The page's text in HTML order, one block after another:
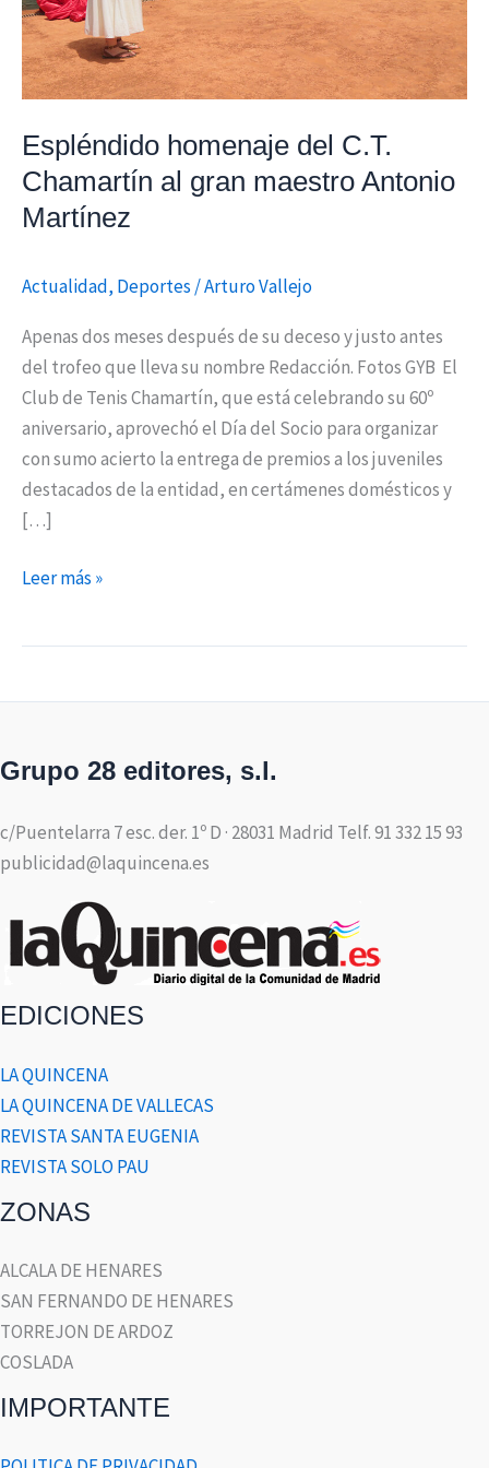
Espléndido homenaje del C.T.
Chamartín al gran maestro Antonio
Martínez
Actualidad, Deportes /Arturo Vallejo
Apenas dos meses después de su deceso y justo antes
del trofeo que lleva su nombre Redacción. Fotos GYB El
Club de Tenis Chamartín, que está celebrando su 60º
aniversario, aprovechó el Día del Socio para organizar
con sumo acierto la entrega de premios a los juveniles
destacados de la entidad, en certámenes domésticos y
[…]
Antonio
Martínez
Leer más »
Grupo 28 editores, s.l.
c/Puentelarra 7 esc. der. 1º D · 28031 Madrid Telf. 91 332 15 93
publicidad@laquincena.es
EDICIONES
LA QUINCENA
LA QUINCENA DE VALLECAS
REVISTA SANTA EUGENIA
REVISTA SOLO PAU
ZONAS
ALCALA DE HENARES
SAN FERNANDO DE HENARES
TORREJON DE ARDOZ
COSLADA
IMPORTANTE